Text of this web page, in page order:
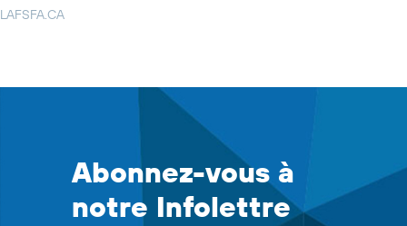
LAFSFA.CA
Abonnez-vous à
notre Infolettre